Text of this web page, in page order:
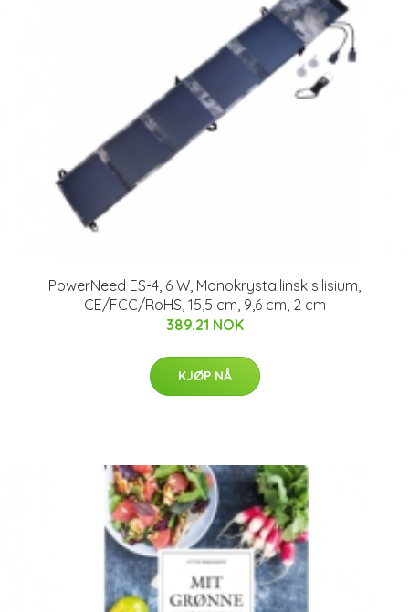
PowerNeed ES-4, 6 W, Monokrystallinsk silisium,
CE/FCC/RoHS, 15,5 cm, 9,6 cm, 2 cm
389.21 NOK
KJØP NÅ